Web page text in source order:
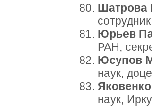
Шатрова
Юрьев
РАН,
Юсупов
наук,
наук,